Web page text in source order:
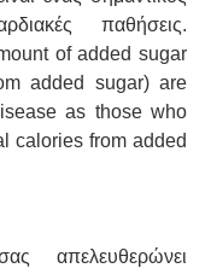
παθήσεις.
of added sugar
added sugar) are
as those who
calories from added
απελευθερώνει